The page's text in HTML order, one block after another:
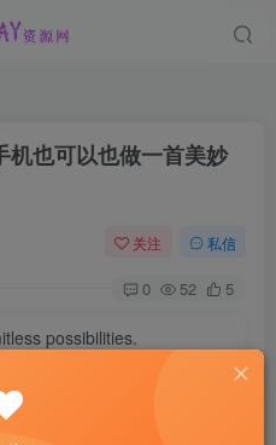
机也可以也做一首美妙
关注 私信
0 52 5
possibilities.